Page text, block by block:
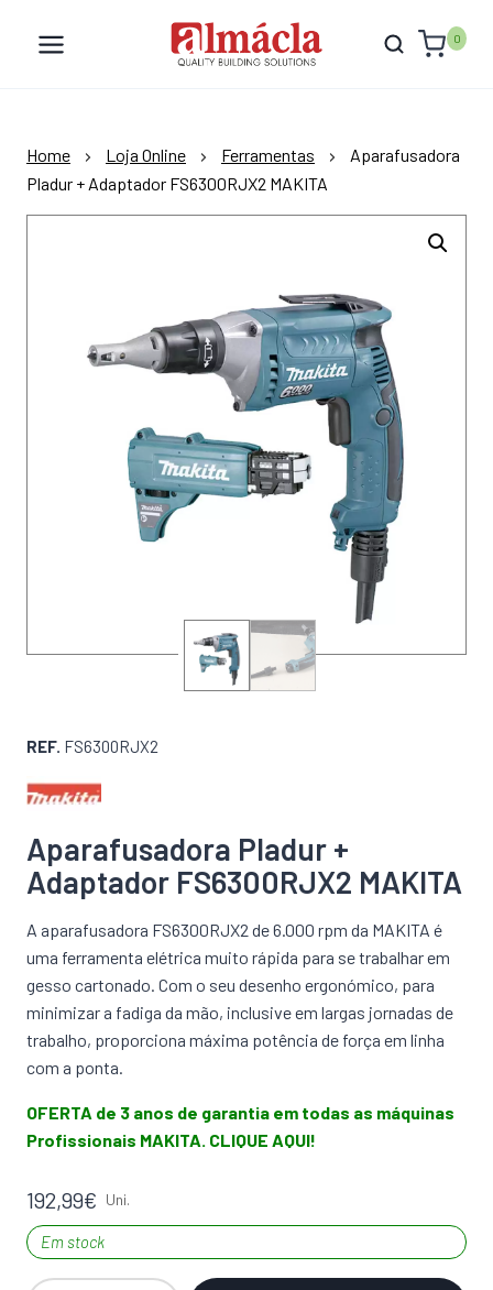
0
Home Loja Online Ferramentas
Aparafusadora
Pladur + Adaptador FS6300RJX2 MAKITA
Aparafusadora Pladur +
Adaptador FS6300RJX2 MAKITA
192,99€ Uni.
A aparafusadora FS6300RJX2 de 6.000 rpm da MAKITA é
uma ferramenta elétrica muito rápida para se trabalhar em
gesso cartonado. Com o seu desenho ergonómico, para
minimizar a fadiga da mão, inclusive em largas jornadas de
trabalho, proporciona máxima potência de força em linha
com a ponta.
OFERTA de 3 anos de garantia em todas as máquinas
Profissionais MAKITA. CLIQUE AQUI!
Em stock
REF. FS6300RJX2